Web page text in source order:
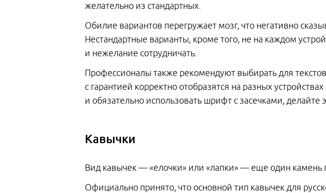
желательно из стандартных.
Обилие вариантов перегружает мозг, что негативно
Нестандартные варианты, кроме того, не на каждом
и нежелание сотрудничать.
Профессионалы также рекомендуют выбирать для
с гарантией корректно отобразятся на разных
и обязательно использовать шрифт с засечками, делайте
Кавычки
Вид кавычек — «елочки» или «лапки» — еще один камень
Официально принято, что основной тип кавычек для